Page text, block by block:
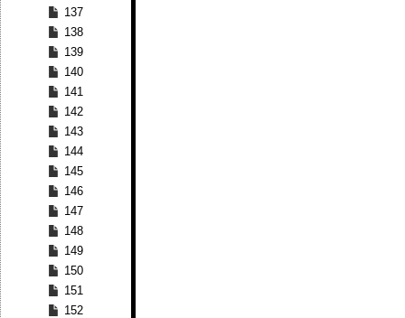
137
138
139
140
141
142
143
144
145
146
147
148
149
150
151
152